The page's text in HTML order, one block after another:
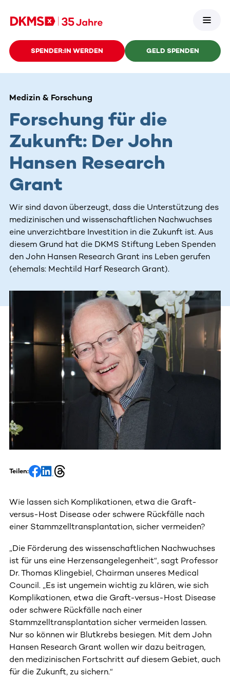
SPENDER:IN WERDEN GELD SPENDEN
Medizin & Forschung
Forschung für die
Zukunft: Der John
Hansen Research
Grant
Wir sind davon überzeugt, dass die Unterstützung des
medizinischen und wissenschaftlichen Nachwuchses
eine unverzichtbare Investition in die Zukunft ist. Aus
diesem Grund hat die DKMS Stiftung Leben Spenden
den John Hansen Research Grant ins Leben gerufen
(ehemals: Mechtild Harf Research Grant).
Teilen:
Wie lassen sich Komplikationen, etwa die Graft-
versus-Host Disease oder schwere Rückfälle nach
einer Stammzelltransplantation, sicher vermeiden?
„Die Förderung des wissenschaftlichen Nachwuchses
ist für uns eine Herzensangelegenheit“, sagt Professor
Dr. Thomas Klingebiel, Chairman unseres Medical
Council. „Es ist ungemein wichtig zu klären, wie sich
Komplikationen, etwa die Graft-versus-Host Disease
oder schwere Rückfälle nach einer
Stammzelltransplantation sicher vermeiden lassen.
Nur so können wir Blutkrebs besiegen. Mit dem John
Hansen Research Grant wollen wir dazu beitragen,
den medizinischen Fortschritt auf diesem Gebiet, auch
für die Zukunft, zu sichern.“